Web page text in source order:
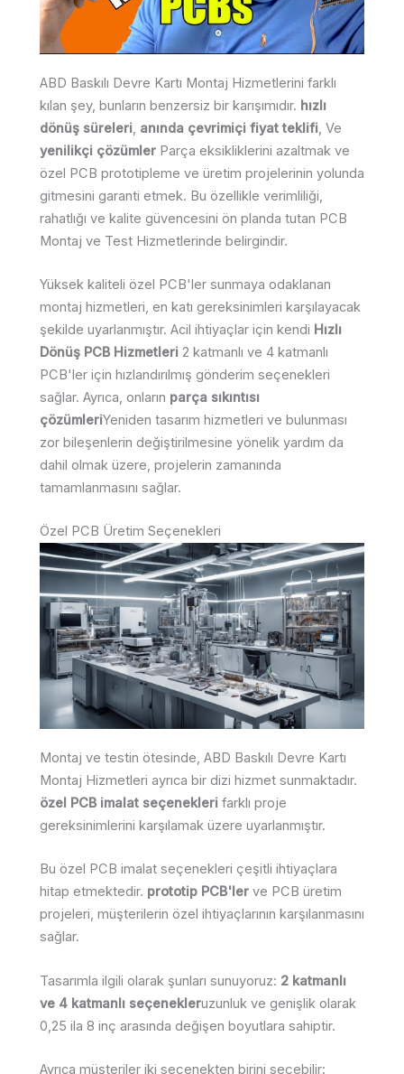
ABD Baskılı Devre Kartı Montaj Hizmetlerini farklı
kılan şey, bunların benzersiz bir karışımıdır. hızlı
dönüş süreleri, anında çevrimiçi fiyat teklifi, Ve
yenilikçi çözümler Parça eksikliklerini azaltmak ve
özel PCB prototipleme ve üretim projelerinin yolunda
gitmesini garanti etmek. Bu özellikle verimliliği,
rahatlığı ve kalite güvencesini ön planda tutan PCB
Montaj ve Test Hizmetlerinde belirgindir.
Yüksek kaliteli özel PCB'ler sunmaya odaklanan
montaj hizmetleri, en katı gereksinimleri karşılayacak
şekilde uyarlanmıştır. Acil ihtiyaçlar için kendi Hızlı
Dönüş PCB Hizmetleri 2 katmanlı ve 4 katmanlı
PCB'ler için hızlandırılmış gönderim seçenekleri
sağlar. Ayrıca, onların parça sıkıntısı
çözümleriYeniden tasarım hizmetleri ve bulunması
zor bileşenlerin değiştirilmesine yönelik yardım da
dahil olmak üzere, projelerin zamanında
tamamlanmasını sağlar.
Özel PCB Üretim Seçenekleri
Montaj ve testin ötesinde, ABD Baskılı Devre Kartı
Montaj Hizmetleri ayrıca bir dizi hizmet sunmaktadır.
özel PCB imalat seçenekleri farklı proje
gereksinimlerini karşılamak üzere uyarlanmıştır.
Bu özel PCB imalat seçenekleri çeşitli ihtiyaçlara
hitap etmektedir. prototip PCB'ler ve PCB üretim
projeleri, müşterilerin özel ihtiyaçlarının karşılanmasını
sağlar.
Tasarımla ilgili olarak şunları sunuyoruz: 2 katmanlı
ve 4 katmanlı seçenekleruzunluk ve genişlik olarak
0,25 ila 8 inç arasında değişen boyutlara sahiptir.
Ayrıca müşteriler iki seçenekten birini seçebilir: